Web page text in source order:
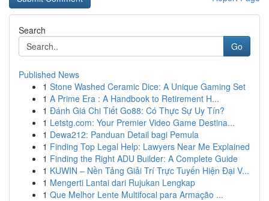
Search
Go
Published News
1 Stone Washed Ceramic Dice: A Unique Gaming Set
1 A Prime Era : A Handbook to Retirement H...
1 Đánh Giá Chi Tiết Go88: Có Thực Sự Uy Tín?
1 Letstg.com: Your Premier Video Game Destina...
1 Dewa212: Panduan Detail bagi Pemula
1 Finding Top Legal Help: Lawyers Near Me Explained
1 Finding the Right ADU Builder: A Complete Guide
1 KUWIN – Nền Tảng Giải Trí Trực Tuyến Hiện Đại V...
1 Mengerti Lantai dari Rujukan Lengkap
1 Que Melhor Lente Multifocal para Armação ...